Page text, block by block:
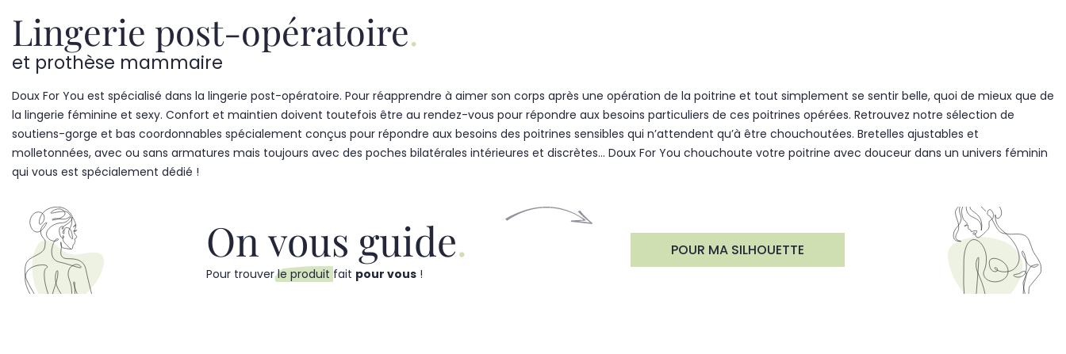
Truffe (1)
Lotus (3)
Kaki (1)
Rayures rouge (1)
Rayures jaune (1)
Ivoire & Beige
Gris clair (1)
Chair (2)
Lingerie post-opératoire
et prothèse mammaire
Doux For You est spécialisé dans la lingerie post-opératoire. Pour réapprendre à aimer son corps après une opération de la poitrine et tout simplement se sentir belle, quoi de mieux que de
la lingerie féminine et sexy. Confort et maintien doivent toutefois être au rendez-vous pour répondre aux besoins particuliers de ces poitrines opérées. Retrouvez notre sélection de
soutiens-gorge et bas coordonnables spécialement conçus pour répondre aux besoins des poitrines sensibles qui n’attendent qu’à être chouchoutées. Bretelles ajustables et
molletonnées, avec ou sans armatures mais toujours avec des poches bilatérales intérieures et discrètes… Doux For You chouchoute votre poitrine avec douceur dans un univers féminin
qui vous est spécialement dédié !
On vous guide
Pour trouverle produit fait pour vous !
POUR MA SILHOUETTE